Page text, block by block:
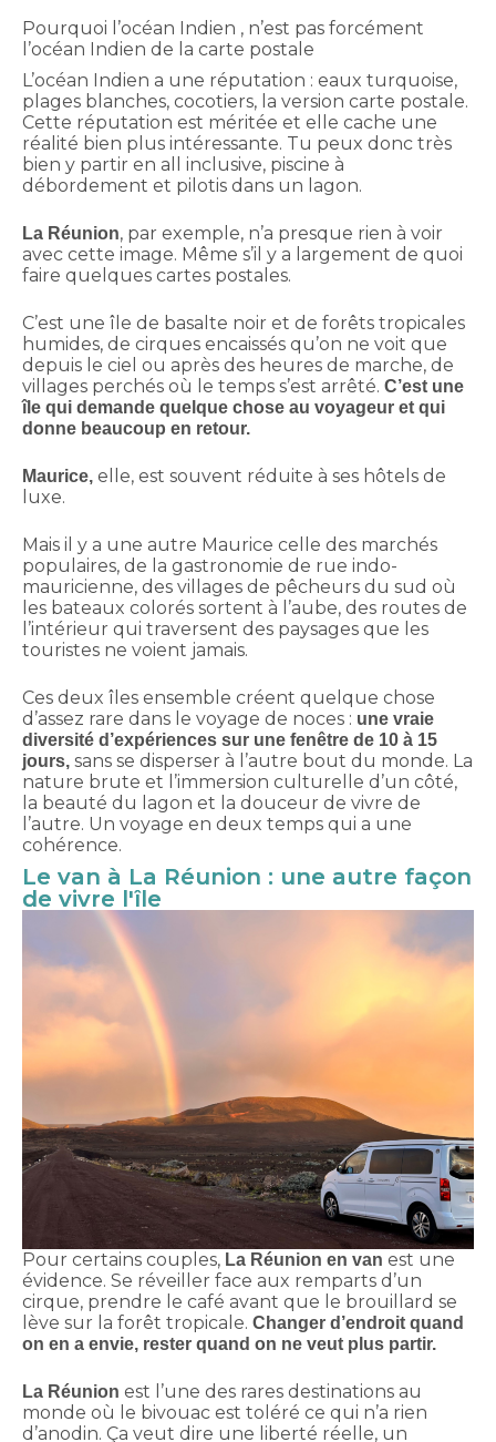
Pourquoi l’océan Indien , n’est pas forcément
l’océan Indien de la carte postale
L’océan Indien a une réputation : eaux turquoise,
plages blanches, cocotiers, la version carte postale.
Cette réputation est méritée et elle cache une
réalité bien plus intéressante. Tu peux donc très
bien y partir en all inclusive, piscine à
débordement et pilotis dans un lagon.
La Réunion, par exemple, n’a presque rien à voir
avec cette image. Même s’il y a largement de quoi
faire quelques cartes postales.
C’est une île de basalte noir et de forêts tropicales
humides, de cirques encaissés qu’on ne voit que
depuis le ciel ou après des heures de marche, de
villages perchés où le temps s’est arrêté. C’est une
île qui demande quelque chose au voyageur et qui
donne beaucoup en retour.
Maurice, elle, est souvent réduite à ses hôtels de
luxe.
Mais il y a une autre Maurice celle des marchés
populaires, de la gastronomie de rue indo-
mauricienne, des villages de pêcheurs du sud où
les bateaux colorés sortent à l’aube, des routes de
l’intérieur qui traversent des paysages que les
touristes ne voient jamais.
Ces deux îles ensemble créent quelque chose
d’assez rare dans le voyage de noces : une vraie
diversité d’expériences sur une fenêtre de 10 à 15
jours, sans se disperser à l’autre bout du monde. La
nature brute et l’immersion culturelle d’un côté,
la beauté du lagon et la douceur de vivre de
l’autre. Un voyage en deux temps qui a une
cohérence.
Le van à La Réunion : une autre façon
de vivre l'île
Pour certains couples, La Réunion en van est une
évidence. Se réveiller face aux remparts d’un
cirque, prendre le café avant que le brouillard se
lève sur la forêt tropicale. Changer d’endroit quand
on en a envie, rester quand on ne veut plus partir.
La Réunion est l’une des rares destinations au
monde où le bivouac est toléré ce qui n’a rien
d’anodin. Ça veut dire une liberté réelle, un